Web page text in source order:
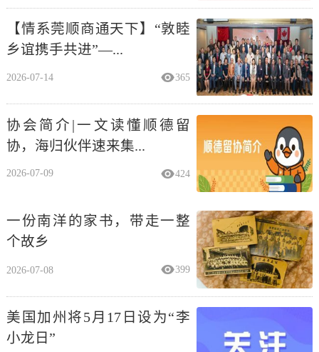
【情系莞顺商通天下】“敦睦
乡谊携手共进”—...
2026-07-14 365
协会简介|一文读懂顺德留
协，海归伙伴速来集...
2026-07-09 424
一份南洋的家书，带走一整
个故乡
2026-07-08 399
美国加州将5月17日设为“李
小龙日”